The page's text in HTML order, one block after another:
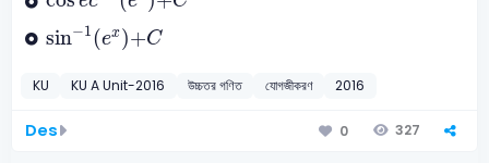
sin−1(ex)+C
sin-1e x+ C
KU KU A Unit-2016 উচ্চতর গণিত যোগজীকরণ 2016
Des 0 327